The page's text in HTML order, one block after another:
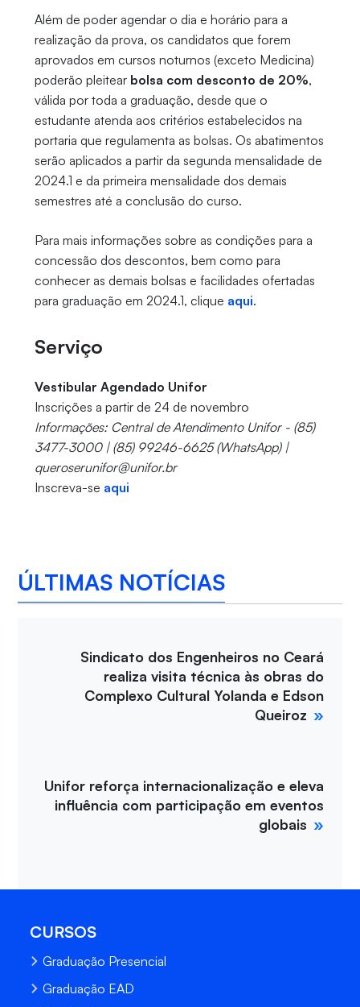
Além de poder agendar o dia e horário para a
realização da prova, os candidatos que forem
aprovados em cursos noturnos (exceto Medicina)
poderão pleitear bolsa com desconto de 20%,
válida por toda a graduação, desde que o
estudante atenda aos critérios estabelecidos na
portaria que regulamenta as bolsas. Os abatimentos
serão aplicados a partir da segunda mensalidade de
2024.1 e da primeira mensalidade dos demais
semestres até a conclusão do curso.
Para mais informações sobre as condições para a
concessão dos descontos, bem como para
conhecer as demais bolsas e facilidades ofertadas
para graduação em 2024.1, clique aqui.
Serviço
Vestibular Agendado Unifor
Inscrições a partir de 24 de novembro
Informações: Central de Atendimento Unifor - (85)
3477-3000 | (85) 99246-6625 (WhatsApp) |
queroserunifor@unifor.br
Inscreva-se aqui
ÚLTIMAS NOTÍCIAS
Sindicato dos Engenheiros no Ceará
realiza visita técnica às obras do
Complexo Cultural Yolanda e Edson
Queiroz
Unifor reforça internacionalização e eleva
influência com participação em eventos
globais
CURSOS
Graduação Presencial
Graduação EAD